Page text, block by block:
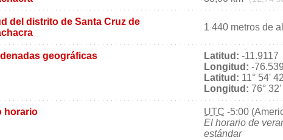
del distrito de Santa Cruz de
1 440 metros de
geográficas Latitud: -11.9117
Longitud: -
Latitud: 11° 54'
Longitud: 76°
horario UTC -5:00
El horario de
estándar